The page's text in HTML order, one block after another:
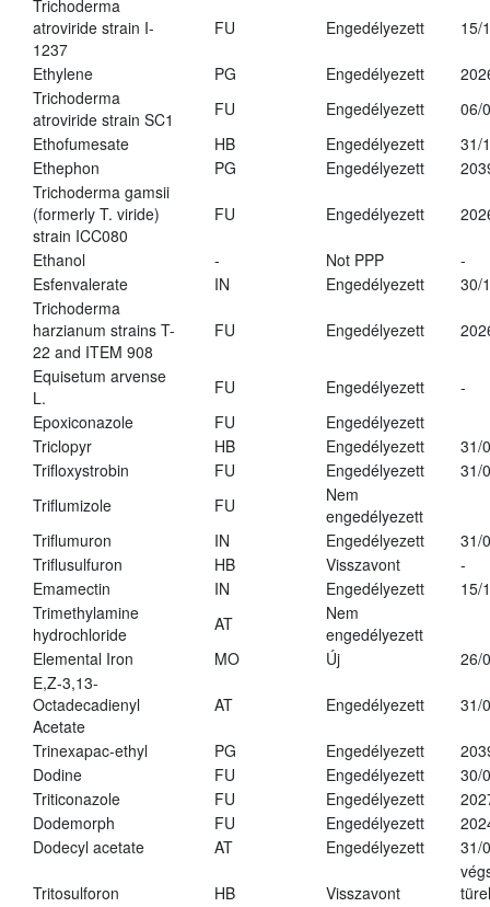
Trichoderma
atroviride strain I-
1237
FU Engedélyezett 15/
Ethylene PG Engedélyezett
Trichoderma
atroviride strain SC1
FU Engedélyezett
06/
Ethofumesate
HB Engedélyezett
31/
Ethephon
PG Engedélyezett
Trichoderma gamsii
(formerly T. viride)
strain ICC080
FU Engedélyezett
Ethanol - Not PPP
-
Esfenvalerate
IN Engedélyezett
30/
Trichoderma
harzianum strains T-
22 and ITEM 908
FU Engedélyezett
Equisetum arvense
L.
FU Engedélyezett
-
Epoxiconazole
FU
Engedélyezett
Triclopyr
HB Engedélyezett
31/
Trifloxystrobin
FU Engedélyezett
31/
Triflumizole
FU
Nem
engedélyezett
Triflumuron
IN Engedélyezett
31/
Triflusulfuron
HB Visszavont
-
Emamectin
IN Engedélyezett
15/
Trimethylamine
hydrochloride
AT
Nem
engedélyezett
Elemental Iron
MO Új
26/
E,Z-3,13-
Octadecadienyl
Acetate
AT Engedélyezett 31/
Trinexapac-ethyl PG Engedélyezett
Dodine
FU Engedélyezett
30/
Triticonazole
FU Engedélyezett
Dodemorph
FU Engedélyezett
Dodecyl acetate
AT Engedélyezett 31/
Tritosulforon HB Visszavont